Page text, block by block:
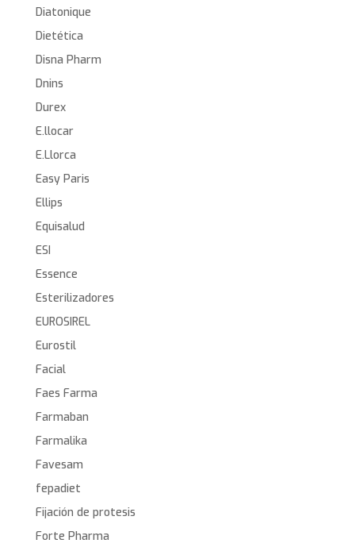
Diatonique
Dietética
Disna Pharm
Dnins
Durex
E.llocar
E.Llorca
Easy Paris
Ellips
Equisalud
ESI
Essence
Esterilizadores
EUROSIREL
Eurostil
Facial
Faes Farma
Farmaban
Farmalika
Favesam
fepadiet
Fijación de protesis
Forte Pharma